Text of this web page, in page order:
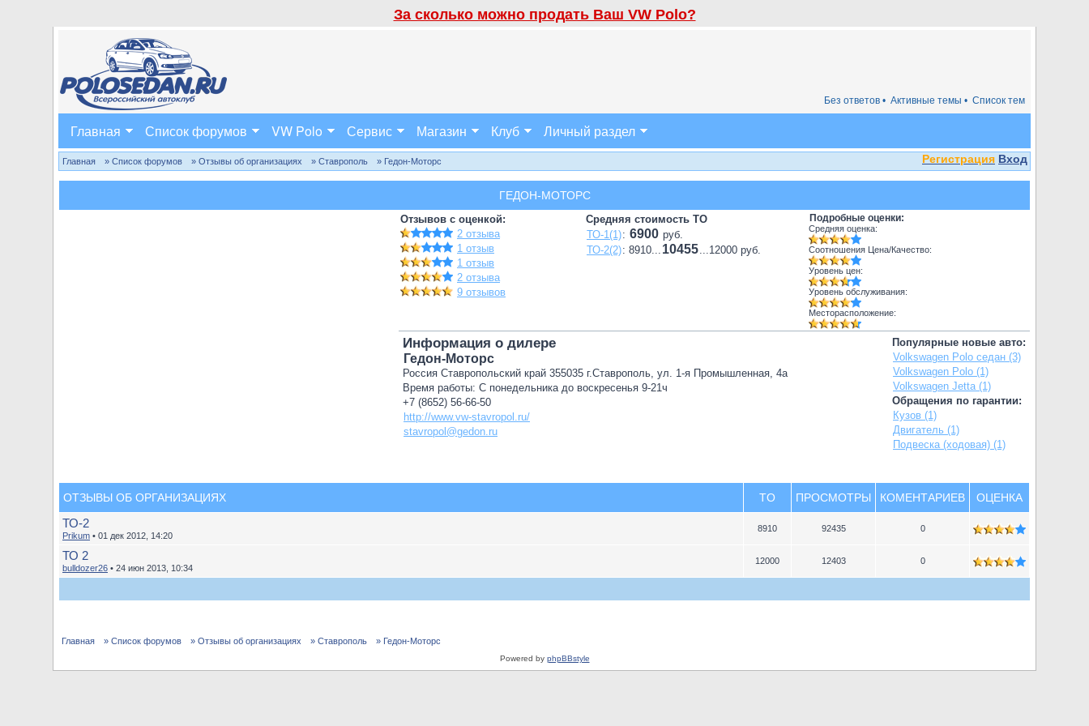
За сколько можно продать Ваш VW Polo?
Список тем
Активные темы •
Без ответов •
Главная Список форумов VW Polo Сервис Магазин Клуб Личный раздел
Регистрация Вход
Главная » Список форумов » Отзывы об организациях » Ставрополь » Гедон-Моторс
ГЕДОН-МОТОРС
Отзывов с оценкой:
2 отзыва
1 отзыв
1 отзыв
2 отзыва
9 отзывов
Средняя стоимость ТО
ТО-1(1): 6900 руб.
ТО-2(2): 8910... 10455...12000 руб.
Подробные оценки:
Средняя оценка:
Соотношения Цена/Качество:
Уровень цен:
Уровень обслуживания:
Месторасположение:
Популярные новые авто:
Volkswagen Polo седан (3)
Volkswagen Polo (1)
Volkswagen Jetta (1)
Обращения по гарантии:
Кузов (1)
Двигатель (1)
Подвеска (ходовая) (1)
Информация о дилере
Гедон-Моторс
Россия Ставропольский край 355035 г.Ставрополь, ул. 1-я Промышленная, 4а
Время работы: С понедельника до воскресенья 9-21ч
+7 (8652) 56-66-50
http://www.vw-stavropol.ru/
stavropol@gedon.ru
ОТЗЫВЫ ОБ ОРГАНИЗАЦИЯХ TO ПРОСМОТРЫ КОМЕНТАРИЕВ ОЦЕНКА
ТО-2
Prikum • 01 дек 2012, 14:20
8910 92435 0
ТО 2
bulldozer26 • 24 июн 2013, 10:34
12000 12403 0
Главная » Список форумов » Отзывы об организациях » Ставрополь » Гедон-Моторс
Powered by phpBBstyle